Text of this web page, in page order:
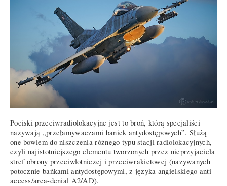
Pociski przeciwradiolokacyjne jest to broń, którą specjaliści
nazywają „przełamywaczami baniek antydostępowych”. Służą
one bowiem do niszczenia różnego typu stacji radiolokacyjnych,
czyli najistotniejszego elementu tworzonych przez nieprzyjaciela
stref obrony przeciwlotniczej i przeciwrakietowej (nazywanych
potocznie bańkami antydostępowymi, z języka angielskiego anti-
access/area-denial A2/AD).